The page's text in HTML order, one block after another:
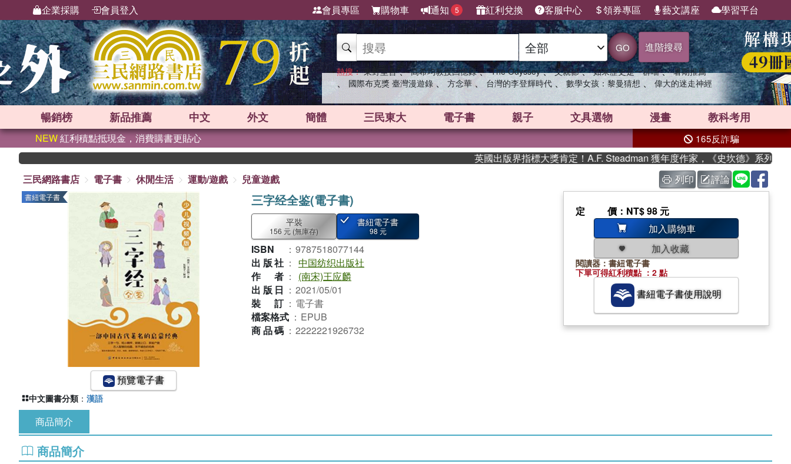
企業採購 會員登入 會員專區 購物車 通知 5 紅利兌換 客服中心 領券專區 藝文講座 學習平台
GO 進階搜尋
熱搜： 東野圭吾 、 高希均教授回憶錄 、 The Odyssey 、 父親節 、 如果歷史是一群喵 、 暑期推薦
、 國際布克獎 臺灣漫遊錄 、 方念華 、 台灣的李登輝時代 、 數學女孩：黎曼猜想 、 偉大的迷走神經
暢銷榜 新品推薦 中文 外文 簡體 三民東大 電子書 親子 文具選物 漫畫 教科考用
NEW紅利積點抵現金，消費購書更貼心 165反詐騙
英國出版界指標大獎肯定！A.F. Steadman 獲年度作家，《史坎德》系列帶你踏
三民網路書店
電子書 休閒生活 運動/遊戲 兒童遊戲 列印 評論
書紐電子書
預覽電子書
三字经全鉴(電子書)
平裝
156 元 (無庫存)
書紐電子書
98 元
ISBN ： 9787518077144
出版社 ： 中国纺织出版社
作者 ：
(南宋)王应麟
出版日 ： 2021/05/01
裝訂 ： 電子書
檔案格式 ： EPUB
商品碼 ： 2222221926732
定價 ：NT$ 98 元
加入購物車
加入收藏
閱讀器：書紐電子書
下單可得紅利積點 ：2 點
書紐電子書使用說明
中文圖書分類 ： 漢語
商品簡介
商品簡介